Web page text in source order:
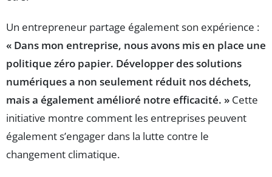
Un entrepreneur partage également son expérience :
« Dans mon entreprise, nous avons mis en place une
politique zéro papier. Développer des solutions
numériques a non seulement réduit nos déchets,
mais a également amélioré notre efficacité. » Cette
initiative montre comment les entreprises peuvent
également s’engager dans la lutte contre le
changement climatique.